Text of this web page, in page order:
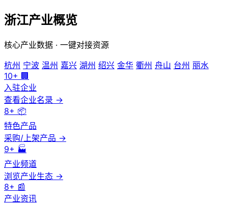
产业供应链立足浙江特色产业，面向全球拓展市场
首页 / 区域门户
浙江产业概览
核心产业数据 · 一键对接资源
杭州 宁波 温州 嘉兴 湖州 绍兴 金华 衢州 舟山 台州 丽水
10+ 🏢
入驻企业
查看企业名录 →
8+ 📦
特色产品
采购/上架产品 →
9+ 🏭
产业频道
浏览产业生态 →
8+ 📰
产业资讯